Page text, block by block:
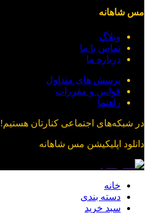
مس شاهانه
وبلاگ
تماس با ما
درباره ما
پرسش های متداول
قوانین و مقررات
راهنما
در شبکه‌های اجتماعی کنارتان هستیم!
دانلود اپلیکیشن مس شاهانه
خانه
دسته بندی
سبد خرید